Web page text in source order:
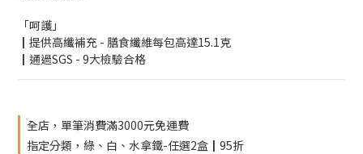
「呵護」
┃提供高纖補充 - 膳食纖維每包高達15.1克
┃通過SGS - 9大檢驗合格
全店，單筆消費滿3000元免運費
指定分類，綠、白、水拿鐵-任選2盒┃95折